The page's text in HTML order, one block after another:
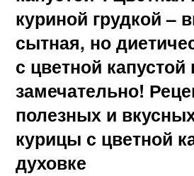
куриной грудкой –
сытная, но
с цветной капустой
замечательно!
полезных и
курицы с цветной
духовке